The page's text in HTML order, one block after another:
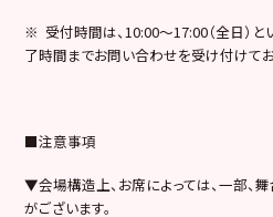
※ 受付時間は、10:00～17:00（全日）と
了時間までお問い合わせを受け付けてお
■注意事項
▼会場構造上、お席によっては、一部、
がございます。